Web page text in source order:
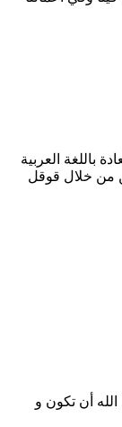
باللغة العربية
من خلال قوقل
أن تكون و